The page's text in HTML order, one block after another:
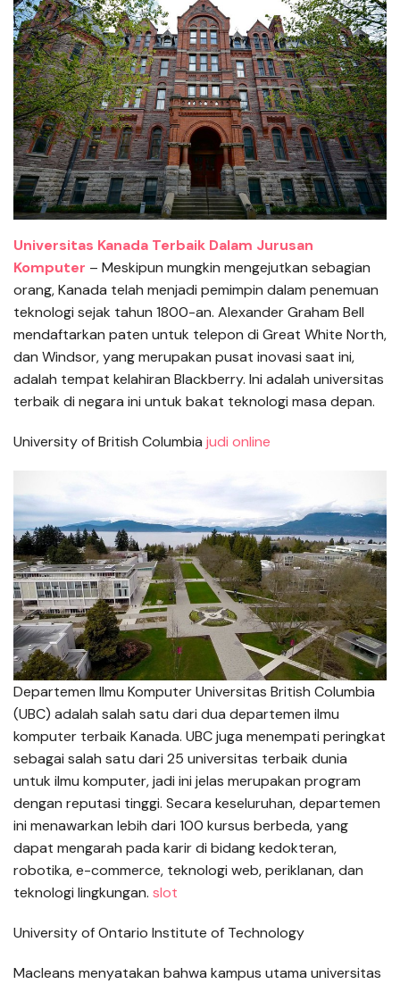
Universitas Kanada Terbaik Dalam Jurusan
Komputer – Meskipun mungkin mengejutkan sebagian
orang, Kanada telah menjadi pemimpin dalam penemuan
teknologi sejak tahun 1800-an. Alexander Graham Bell
mendaftarkan paten untuk telepon di Great White North,
dan Windsor, yang merupakan pusat inovasi saat ini,
adalah tempat kelahiran Blackberry. Ini adalah universitas
terbaik di negara ini untuk bakat teknologi masa depan.
University of British Columbia judi online
Departemen Ilmu Komputer Universitas British Columbia
(UBC) adalah salah satu dari dua departemen ilmu
komputer terbaik Kanada. UBC juga menempati peringkat
sebagai salah satu dari 25 universitas terbaik dunia
untuk ilmu komputer, jadi ini jelas merupakan program
dengan reputasi tinggi. Secara keseluruhan, departemen
ini menawarkan lebih dari 100 kursus berbeda, yang
dapat mengarah pada karir di bidang kedokteran,
robotika, e-commerce, teknologi web, periklanan, dan
teknologi lingkungan. slot
University of Ontario Institute of Technology
Macleans menyatakan bahwa kampus utama universitas